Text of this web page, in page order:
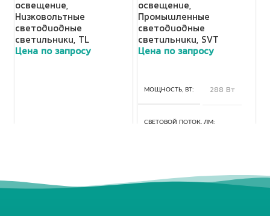
освещение,
Низковольтные
светодиодные
светильники, TL
Цена по запросу
освещение,
Промышленные
светодиодные
светильники, SVT
Цена по запросу
МОЩНОСТЬ, ВТ 288 Вт
СВЕТОВОЙ ПОТОК, ЛМ
КЛАСС ЗАЩИТЫ, IP 67